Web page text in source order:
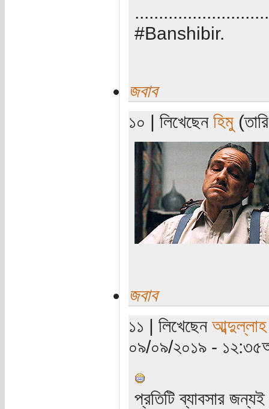
#Banshibir.
জবাব
১০ | লিখেছেন হিমু
জবাব
১১ | লিখেছেন
০৯/০৯/২০১৯ -
প্রতিটি ব্যাবসার